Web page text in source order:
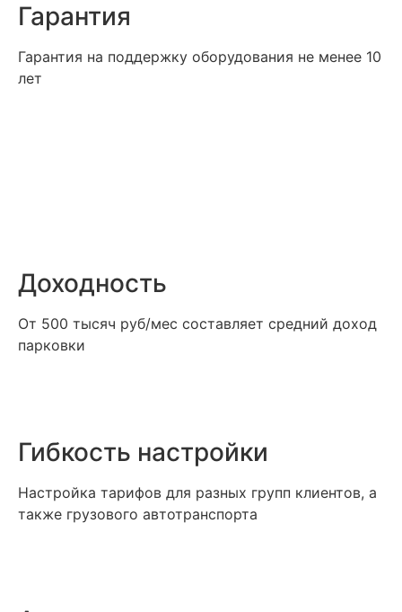
Гарантия
Гарантия на поддержку оборудования не менее 10
лет
Доходность
От 500 тысяч руб/мес составляет средний доход
парковки
Гибкость настройки
Настройка тарифов для разных групп клиентов, а
также грузового автотранспорта